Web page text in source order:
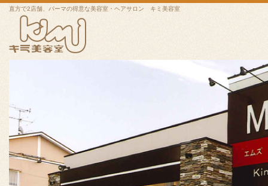
直方で2店舗、パーマの得意な美容室・ヘアサロン キミ美容室